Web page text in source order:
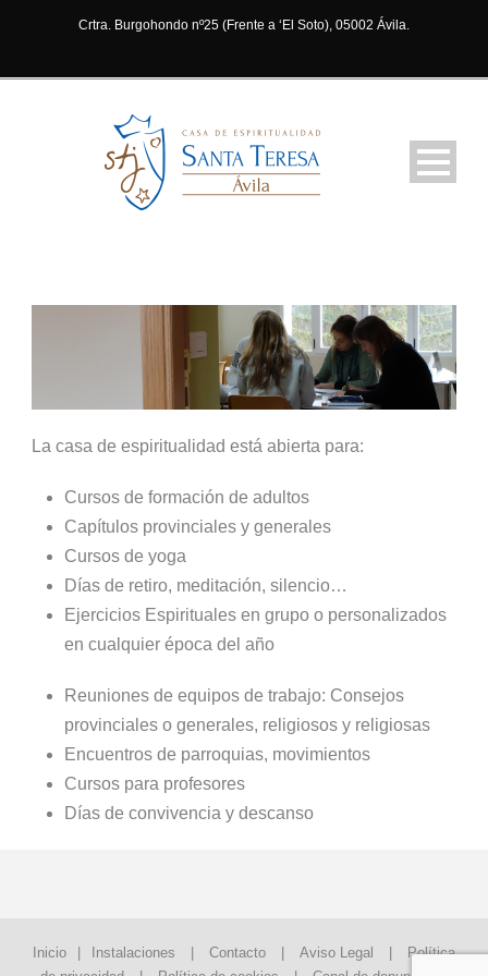
Crtra. Burgohondo nº25 (Frente a ‘El Soto), 05002 Ávila.
La casa de espiritualidad está abierta para:
Cursos de formación de adultos
Capítulos provinciales y generales
Cursos de yoga
Días de retiro, meditación, silencio…
Ejercicios Espirituales en grupo o personalizados
en cualquier época del año
Reuniones de equipos de trabajo: Consejos
provinciales o generales, religiosos y religiosas
Encuentros de parroquias, movimientos
Cursos para profesores
Días de convivencia y descanso
Inicio Instalaciones Contacto Aviso Legal
Política